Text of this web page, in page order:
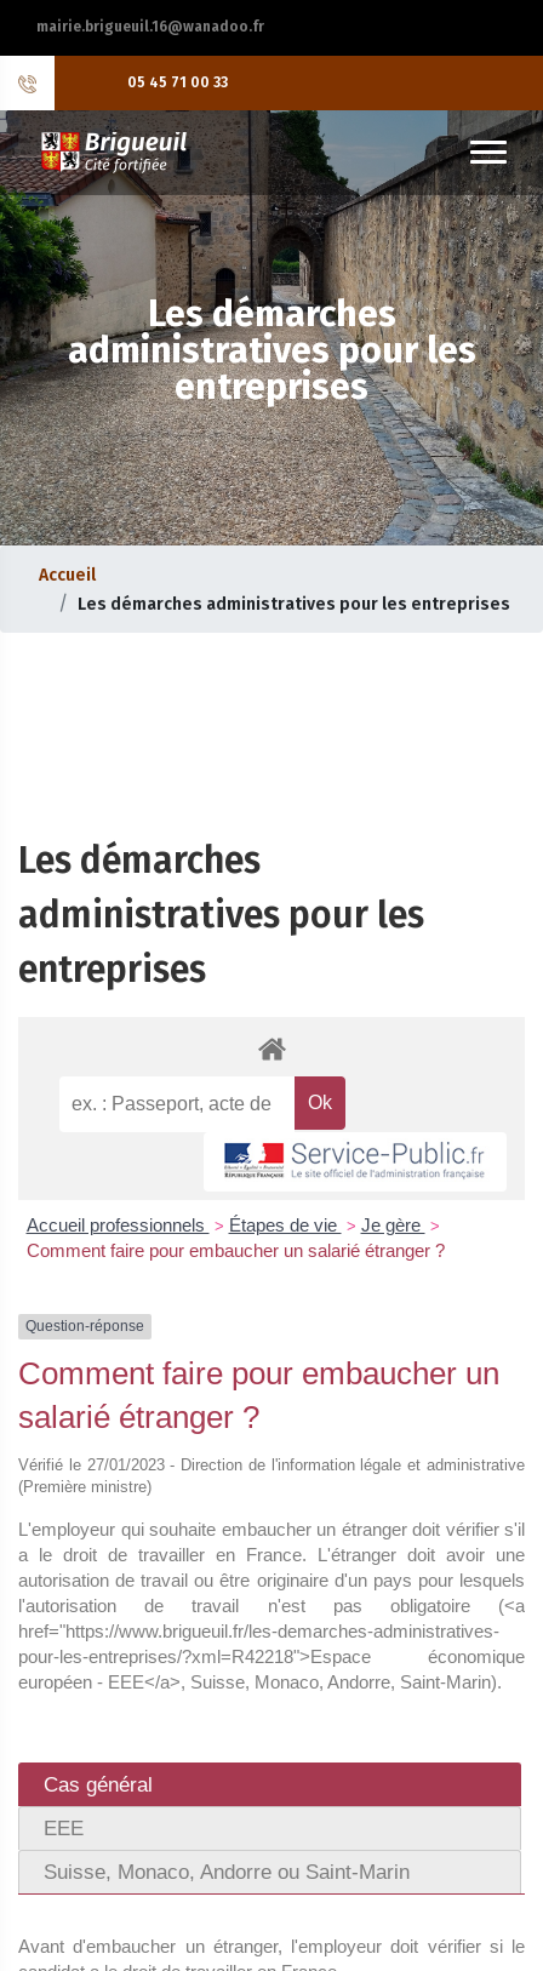
mairie.brigueuil.16@wanadoo.fr
05 45 71 00 33
Les démarches
administratives pour les
entreprises
Accueil
Les démarches administratives pour les entreprises
Les démarches
administratives pour les
entreprises
Accueil professionnels > Étapes de vie > Je gère >
Comment faire pour embaucher un salarié étranger ?
Question-réponse
Comment faire pour embaucher un
salarié étranger ?
Vérifié le 27/01/2023 - Direction de l'information légale et administrative
(Première ministre)
L'employeur qui souhaite embaucher un étranger doit vérifier s'il
a le droit de travailler en France. L'étranger doit avoir une
autorisation de travail ou être originaire d'un pays pour lesquels
l'autorisation de travail n'est pas obligatoire (<a
href="https://www.brigueuil.fr/les-demarches-administratives-
pour-les-entreprises/?xml=R42218">Espace économique
européen - EEE</a>, Suisse, Monaco, Andorre, Saint-Marin).
Cas général
EEE
Suisse, Monaco, Andorre ou Saint-Marin
Avant d'embaucher un étranger, l'employeur doit vérifier si le